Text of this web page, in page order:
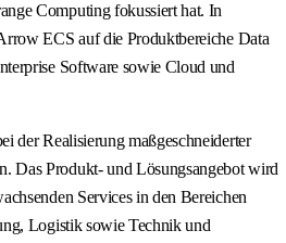
Computing fokussiert hat. In
ECS auf die Produktbereiche Data
Software sowie Cloud und
der Realisierung maßgeschneiderter
Das Produkt- und Lösungsangebot wird
Services in den Bereichen
Logistik sowie Technik und